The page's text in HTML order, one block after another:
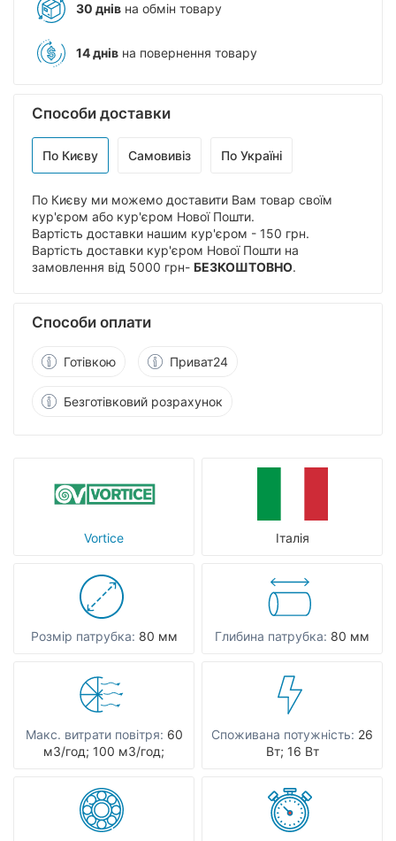
Vortice Італія
Розмір патрубка: 80 мм Глибина патрубка: 80 мм
Макс. витрати повітря: 60
мЗ/год; 100 мЗ/год;
Споживана потужність: 26
Вт; 16 Вт
30 днів на обмін товару
14 днів на повернення товару
Способи доставки
По Києву Самовивіз По Україні
По Києву ми можемо доставити Вам товар своїм
кур'єром або кур'єром Нової Пошти.
Вартість доставки нашим кур'єром - 150 грн.
Вартість доставки кур'єром Нової Пошти на
замовлення від 5000 грн- БЕЗКОШТОВНО.
Способи оплати
Готівкою Приват24
Безготівковий розрахунок